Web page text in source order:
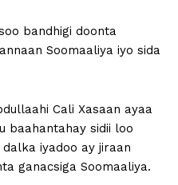
bandhigi doonta
Soomaaliya iyo sida
Cali Xasaan ayaa
baahantahay sidii loo
iyadoo ay jiraan
ganacsiga Soomaaliya.